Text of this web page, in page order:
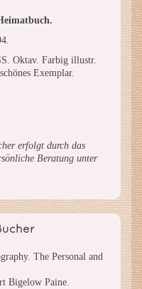
Oktav. Farbig illustr.
Exemplar.
erfolgt durch das
Beratung unter
The Personal and
Bigelow Paine.